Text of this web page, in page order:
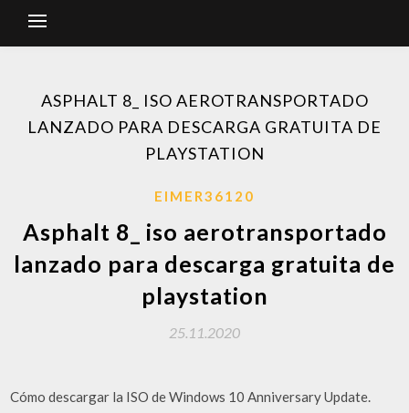
ASPHALT 8_ ISO AEROTRANSPORTADO
LANZADO PARA DESCARGA GRATUITA DE
PLAYSTATION
EIMER36120
Asphalt 8_ iso aerotransportado
lanzado para descarga gratuita de
playstation
25.11.2020
Cómo descargar la ISO de Windows 10 Anniversary Update.